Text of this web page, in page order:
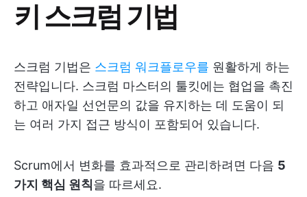
키 스크럼 기법
스크럼 기법은 스크럼 워크플로우를 원활하게 하는
전략입니다. 스크럼 마스터의 툴킷에는 협업을 촉진
하고 애자일 선언문의 값을 유지하는 데 도움이 되
는 여러 가지 접근 방식이 포함되어 있습니다.
Scrum에서 변화를 효과적으로 관리하려면 다음 5
가지 핵심 원칙을 따르세요.